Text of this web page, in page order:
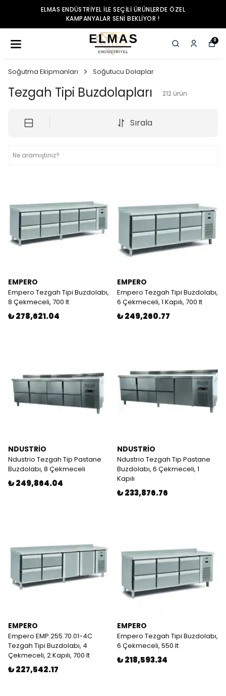
ELMAS ENDÜSTRIYEL ILE SEÇILI ÜRÜNLERDE ÖZEL
KAMPANYALAR SENI BEKLIYOR !
0
Soğutma Ekipmanları Soğutucu Dolaplar
Tezgah Tipi Buzdolapları 212 ürün
Sırala
EMPERO
Empero Tezgah Tipi Buzdolabı,
8 Çekmeceli, 700 lt
₺ 278,621.04
EMPERO
Empero Tezgah Tipi Buzdolabı,
6 Çekmeceli, 1 Kapılı, 700 lt
₺ 249,260.77
NDUSTRİO
Ndustrio Tezgah Tip Pastane
Buzdolabı, 8 Çekmeceli
₺ 249,864.04
NDUSTRİO
Ndustrio Tezgah Tip Pastane
Buzdolabı, 6 Çekmeceli, 1
Kapılı
₺ 233,876.76
EMPERO
Empero EMP.255.70.01-4C
Tezgah Tipi Buzdolabı, 4
Çekmeceli, 2 Kapılı, 700 lt
₺ 227,542.17
EMPERO
Empero Tezgah Tipi Buzdolabı,
6 Çekmeceli, 550 lt
₺ 218,593.34